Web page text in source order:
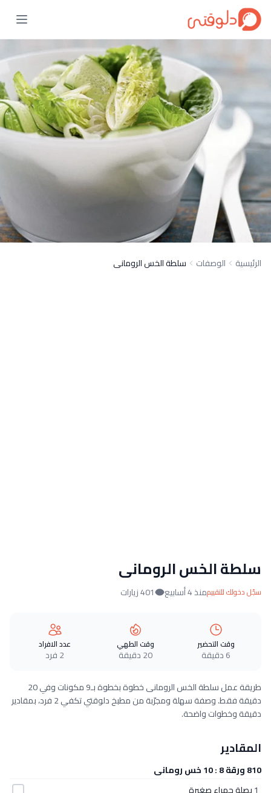
الرئيسية الوصفات سلطة الخس الرومانى
سلطة الخس الرومانى
سجّل دخولك للتقييممنذ 4 أسابيع 401 زيارات
وقت التحضير
6 دقيقة
وقت الطهي
20 دقيقة
عدد الافراد
2 فرد
طريقة عمل سلطة الخس الرومانى خطوة بخطوة بـ9 مكونات وفي 20
دقيقة فقط. وصفة سهلة ومجرّبة من مطبخ دلوقتي تكفي 2 فرد، بمقادير
دقيقة وخطوات واضحة.
المقادير
810 ورقة 8 : 10 خس رومانى
1بصلة حمراء صغيرة